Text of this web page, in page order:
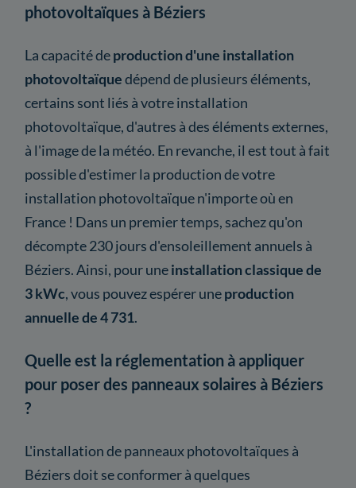
photovoltaïques à Béziers
La capacité deproduction d'une installation
photovoltaïquedépend de plusieurs éléments,
certains sont liés à votre installation
photovoltaïque, d'autres à des éléments externes,
à l'image de la météo. En revanche, il est tout à fait
possible d'estimer la production de votre
installation photovoltaïque n'importe où en
France ! Dans un premier temps, sachez qu'on
décompte 230 jours d'ensoleillement annuels à
Béziers. Ainsi, pour uneinstallation classique de
3 kWc, vous pouvez espérer uneproduction
annuelle de 4 731.
Quelle est la réglementation à appliquer
pour poser des panneaux solaires à Béziers
?
L'installation de panneaux photovoltaïques à
Béziers doit se conformer à quelques